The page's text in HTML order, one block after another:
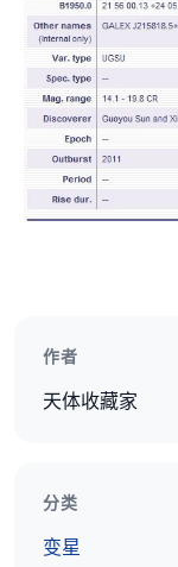
作者
天体收藏家
分类
变星